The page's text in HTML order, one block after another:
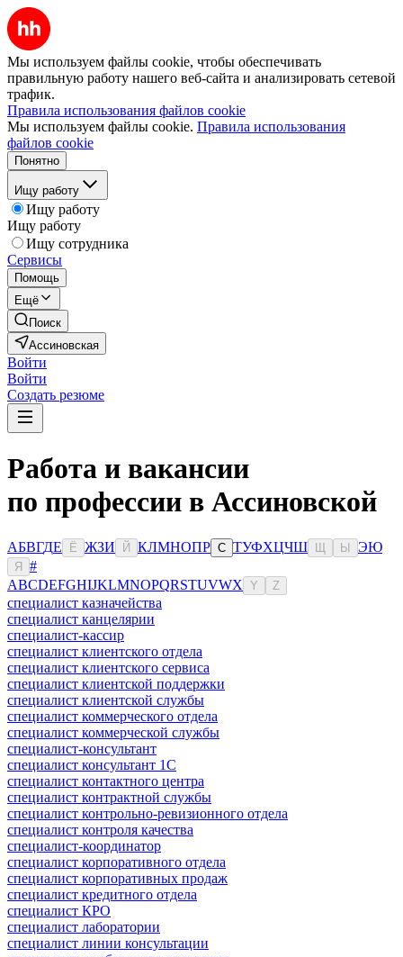
Мы используем файлы cookie, чтобы обеспечивать
правильную работу нашего веб-сайта и анализировать сетевой
трафик.
Правила использования файлов cookie
Мы используем файлы cookie. Правила использования
файлов cookie
Понятно
Ищу работу
Ищу работу
Ищу работу
Ищу сотрудника
Сервисы
Помощь
Ещё
Поиск
Ассиновская
Войти
Войти
Создать резюме
Работа и вакансии
по профессии в Ассиновской
АБВГДЕ Ё ЖЗИ Й КЛМНОПР С ТУФХЦЧШ Ы ЭЮ
Я
#
ABCDEFGHIJKLMNOPQRSTUVWX Y Z
специалист казначейства
специалист канцелярии
специалист-кассир
специалист клиентского отдела
специалист клиентского сервиса
специалист клиентской поддержки
специалист клиентской службы
специалист коммерческого отдела
специалист коммерческой службы
специалист-консультант
специалист консультант 1С
специалист контактного центра
специалист контрактной службы
специалист контрольно-ревизионного отдела
специалист контроля качества
специалист-координатор
специалист корпоративного отдела
специалист корпоративных продаж
специалист кредитного отдела
специалист КРО
специалист лаборатории
специалист линии консультации